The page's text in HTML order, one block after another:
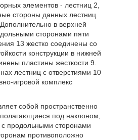
элементов - лестниц 2,
стороны данных лестниц
в верхней
сторонами пяти
13 жестко соединены со
конструкции в нижней
пластины жесткости 9.
лестниц с отверстиями 10
игровой комплекс
собой пространственно
под наклоном,
продольными сторонами
противоположно